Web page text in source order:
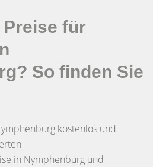
für
So finden Sie
kostenlos und
in Nymphenburg und